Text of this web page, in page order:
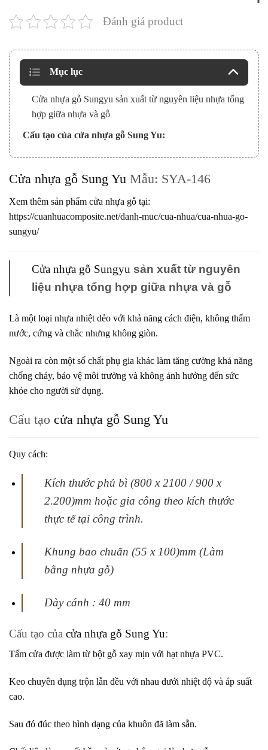
Đánh giá product
Mục lục
Cửa nhựa gỗ Sungyu sản xuất từ nguyên liệu nhựa tổng
hợp giữa nhựa và gỗ
Cấu tạo của cửa nhựa gỗ Sung Yu:
Cửa nhựa gỗ Sung Yu Mẫu: SYA-146
Xem thêm sản phẩm cửa nhựa gỗ tại:
https://cuanhuacomposite.net/danh-muc/cua-nhua/cua-nhua-go-
sungyu/
Cửa nhựa gỗ Sungyu sản xuất từ nguyên
liệu nhựa tổng hợp giữa nhựa và gỗ
Là một loại nhựa nhiệt dẻo với khả năng cách điện, không thấm
nước, cứng và chắc nhưng không giòn.
Ngoài ra còn một số chất phụ gia khác làm tăng cường khả năng
chống cháy, bảo vệ môi trường và không ảnh hưởng đến sức
khỏe cho người sử dụng.
Cấu tạo cửa nhựa gỗ Sung Yu
Quy cách:
Kích thước phủ bì (800 x 2100 / 900 x
2.200)mm hoặc gia công theo kích thước
thực tế tại công trình.
Khung bao chuẩn (55 x 100)mm (Làm
bằng nhựa gỗ)
Dày cánh : 40 mm
Cấu tạo của cửa nhựa gỗ Sung Yu:
Tấm cửa được làm từ bột gỗ xay mịn với hạt nhựa PVC.
Keo chuyên dụng trộn lẫn đều với nhau dưới nhiệt độ và áp suất
cao.
Sau đó đúc theo hình dạng của khuôn đã làm sẵn.